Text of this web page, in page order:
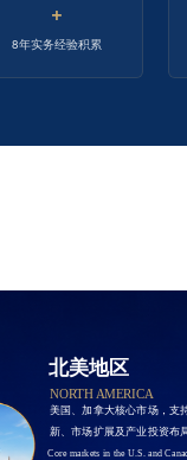
+
8年实务经验积累
北美地区
NORTH AMERICA
美国、加拿大核心市场，支
新、市场扩展及产业投资布
Core markets in the U.S. and